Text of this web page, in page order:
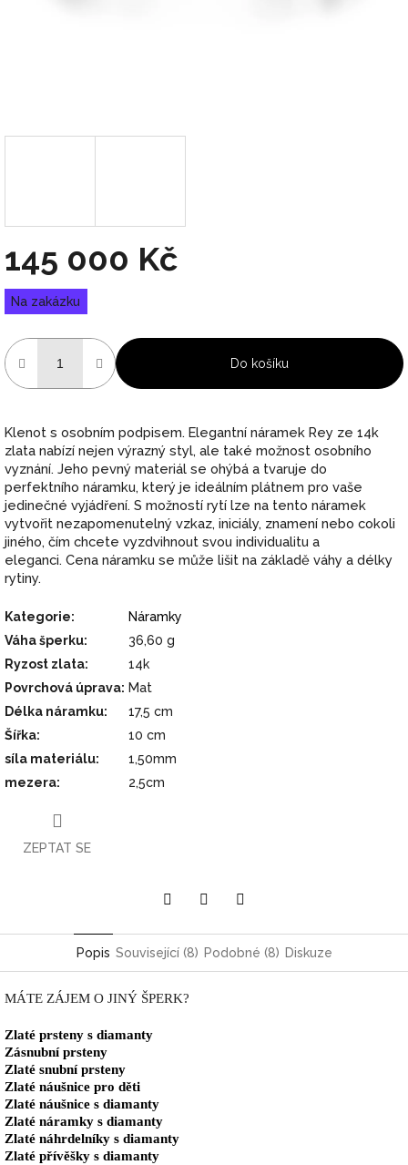
145 000 Kč
Měrná
cena:
Na zakázku
Do košíku
Klenot s osobním podpisem. Elegantní náramek Rey ze 14k
zlata nabízí nejen výrazný styl, ale také možnost osobního
vyznání. Jeho pevný materiál se ohýbá a tvaruje do
perfektního náramku, který je ideálním plátnem pro vaše
jedinečné vyjádření. S možností rytí lze na tento náramek
vytvořit nezapomenutelný vzkaz, iniciály, znamení nebo cokoli
jiného, čím chcete vyzdvihnout svou individualitu a
eleganci. Cena náramku se může lišit na základě váhy a délky
rytiny.
Kategorie:
Náramky
Váha šperku:
36,60 g
Ryzost zlata:
14k
Povrchová úprava: Mat
Délka náramku:
17,5 cm
Šířka:
10 cm
síla materiálu:
1,50mm
mezera: 2,5cm
ZEPTAT SE
Popis Související (8) Podobné (8) Diskuze
MÁTE ZÁJEM O JINÝ ŠPERK?
Zlaté prsteny s diamanty
Zásnubní prsteny
Zlaté snubní prsteny
Zlaté náušnice pro děti
Zlaté náušnice s diamanty
Zlaté náramky s diamanty
Zlaté náhrdelníky s diamanty
Zlaté přívěšky s diamanty